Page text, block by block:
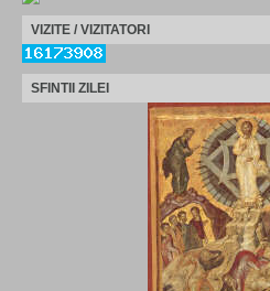
VIZITE / VIZITATORI
SFINTII ZILEI